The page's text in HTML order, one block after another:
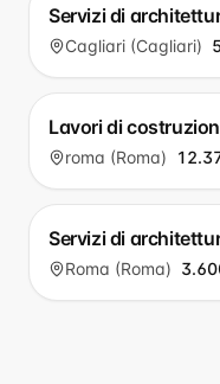
Servizi di
Cagliari (Cagliari)
Lavori di
roma (Roma)
Servizi di
Roma (Roma)